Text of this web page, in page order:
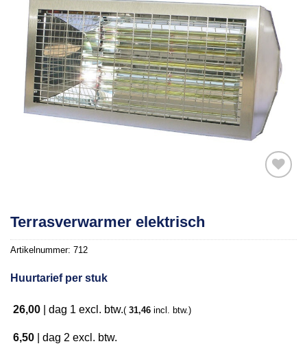
verlanglijst
Terrasverwarmer elektrisch
Artikelnummer: 712
Huurtarief per stuk
26,00 dag 1 excl. btw.( 31,46 incl. btw.)
6,50 dag 2 excl. btw.